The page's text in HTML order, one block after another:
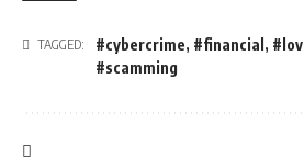
TAGGED: #cybercrime, #financial ,
#scamming